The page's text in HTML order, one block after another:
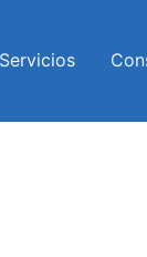
Servicios